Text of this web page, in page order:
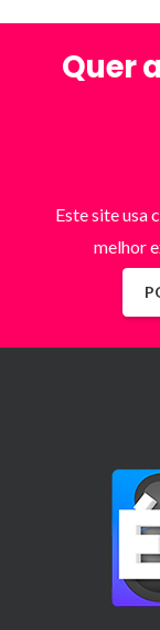
Quer
Este site usa
melhor